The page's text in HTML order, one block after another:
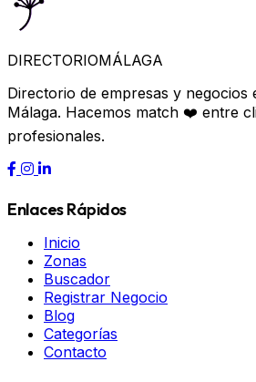
DIRECTORIOMÁLAGA
Directorio de empresas y negocios
Málaga. Hacemos match ❤️ entre
profesionales.
Enlaces Rápidos
Inicio
Zonas
Buscador
Registrar Negocio
Blog
Categorías
Contacto